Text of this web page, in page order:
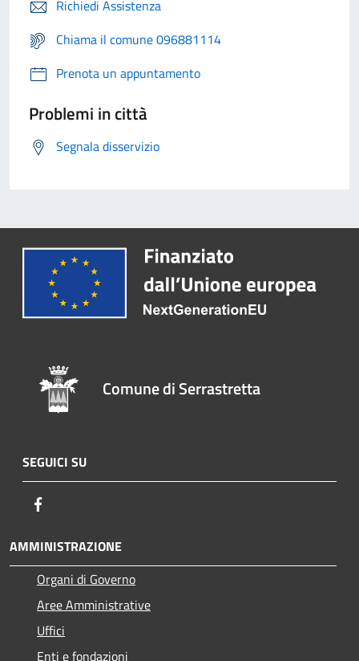
Richiedi Assistenza
Chiama il comune 096881114
Prenota un appuntamento
Problemi in città
Segnala disservizio
Comune di Serrastretta
SEGUICI SU
AMMINISTRAZIONE
Organi di Governo
Aree Amministrative
Uffici
Enti e fondazioni